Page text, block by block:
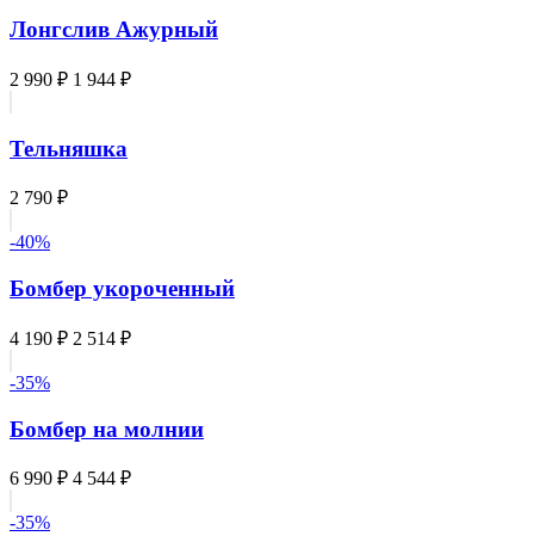
Лонгслив Ажурный
2 990 ₽ 1 944 ₽
Тельняшка
2 790 ₽
-40%
Бомбер укороченный
4 190 ₽ 2 514 ₽
-35%
Бомбер на молнии
6 990 ₽ 4 544 ₽
-35%